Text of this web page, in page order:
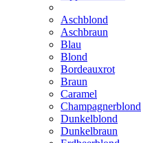
Aschblond
Aschbraun
Blau
Blond
Bordeauxrot
Braun
Caramel
Champagnerblond
Dunkelblond
Dunkelbraun